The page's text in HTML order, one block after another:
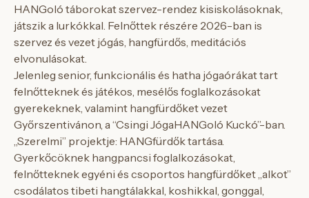
HANGoló táborokat szervez-rendez kisiskolásoknak,
játszik a lurkókkal. Felnőttek részére 2026-ban is
szervez és vezet jógás, hangfürdős, meditációs
elvonulásokat.
Jelenleg senior, funkcionális és hatha jógaórákat tart
felnőtteknek és játékos, mesélős foglalkozásokat
gyerekeknek, valamint hangfürdőket vezet
Győrszentivánon, a “Csingi JógaHANGoló Kuckó”-ban.
„Szerelmi” projektje: HANGfürdők tartása.
Gyerkőcöknek hangpancsi foglalkozásokat,
felnőtteknek egyéni és csoportos hangfürdőket „alkot”
csodálatos tibeti hangtálakkal, koshikkal, gonggal,